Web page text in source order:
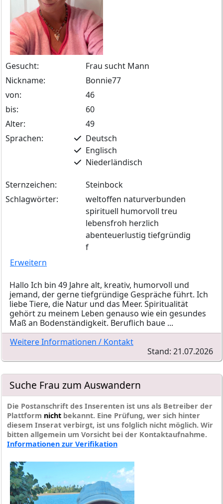
Gesucht:
Frau sucht Mann
Nickname:
Bonnie77
von:
46
bis:
60
Alter:
49
Sprachen:
Deutsch
Englisch
Niederländisch
Sternzeichen:
Steinbock
Schlagwörter:
weltoffen naturverbunden
spirituell humorvoll treu
lebensfroh herzlich
abenteuerlustig tiefgründig
f
Erweitern
Hallo Ich bin 49 Jahre alt, kreativ, humorvoll und
jemand, der gerne tiefgründige Gespräche führt. Ich
liebe Tiere, die Natur und das Meer. Spiritualität
gehört zu meinem Leben genauso wie ein gesundes
Maß an Bodenständigkeit. Beruflich baue ...
Weitere Informationen / Kontakt
Stand: 21.07.2026
Suche Frau zum Auswandern
Die Postanschrift des Inserenten ist uns als Betreiber der
Plattform nicht bekannt. Eine Prüfung, wer sich hinter
diesem Inserat verbirgt, ist uns folglich nicht möglich. Wir
bitten allgemein um Vorsicht bei der Kontaktaufnahme.
Informationen zur Verifikation